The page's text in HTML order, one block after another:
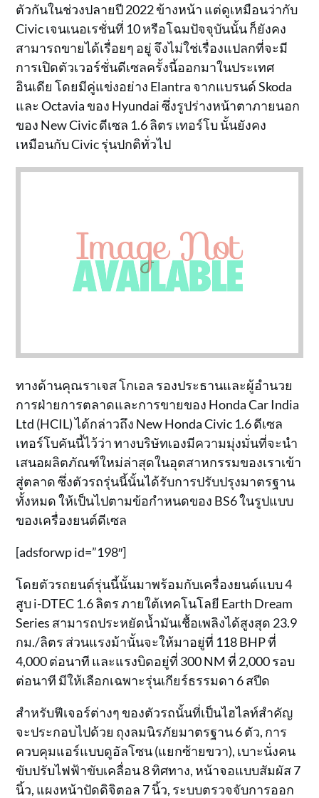
ตัวกันในช่วงปลายปี 2022 ข้างหน้า แต่ดูเหมือนว่ากับ
Civic เจนเนอเรชั่นที่ 10 หรือโฉมปัจจุบันนั้น ก็ยังคง
สามารถขายได้เรื่อยๆ อยู่ จึงไม่ใช่เรื่องแปลกที่จะมี
การเปิดตัวเวอร์ชั่นดีเซลครั้งนี้ออกมาในประเทศ
อินเดีย โดยมีคู่แข่งอย่าง Elantra จากแบรนด์ Skoda
และ Octavia ของ Hyundai ซึ่งรูปร่างหน้าตาภายนอก
ของ New Civic ดีเซล 1.6 ลิตร เทอร์โบ นั้นยังคง
เหมือนกับ Civic รุ่นปกติทั่วไป
ทางด้านคุณราเจส โกเอล รองประธานและผู้อำนวย
การฝ่ายการตลาดและการขายของ Honda Car India
Ltd (HCIL) ได้กล่าวถึง New Honda Civic 1.6 ดีเซล
เทอร์โบคันนี้ไว้ว่า ทางบริษัทเองมีความมุ่งมั่นที่จะนำ
เสนอผลิตภัณฑ์ใหม่ล่าสุดในอุตสาหกรรมของเราเข้า
สู่ตลาด ซึ่งตัวรถรุ่นนี้นั้นได้รับการปรับปรุงมาตรฐาน
ทั้งหมด ให้เป็นไปตามข้อกำหนดของ BS6 ในรูปแบบ
ของเครื่องยนต์ดีเซล
[adsforwp id=”198″]
โดยตัวรถยนต์รุ่นนี้นั้นมาพร้อมกับเครื่องยนต์แบบ 4
สูบ i-DTEC 1.6 ลิตร ภายใต้เทคโนโลยี Earth Dream
Series สามารถประหยัดน้ำมันเชื้อเพลิงได้สูงสุด 23.9
กม./ลิตร ส่วนแรงม้านั้นจะให้มาอยู่ที่ 118 BHP ที่
4,000 ต่อนาที และแรงบิดอยู่ที่ 300 NM ที่ 2,000 รอบ
ต่อนาที มีให้เลือกเฉพาะรุ่นเกียร์ธรรมดา 6 สปีด
สำหรับฟีเจอร์ต่างๆ ของตัวรถนั้นที่เป็นไฮไลท์สำคัญ
จะประกอบไปด้วย ถุงลมนิรภัยมาตรฐาน 6 ตัว, การ
ควบคุมแอร์แบบดูอัลโซน (แยกซ้ายขวา), เบาะนั่งคน
ขับปรับไฟฟ้าขับเคลื่อน 8 ทิศทาง, หน้าจอแบบสัมผัส 7
นิ้ว, แผงหน้าปัดดิจิตอล 7 นิ้ว, ระบบตรวจจับการออก